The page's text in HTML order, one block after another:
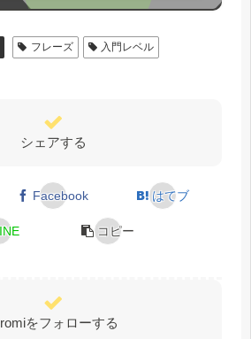
フレーズ
入門レベル
シェアする
Facebook はてブ
コピー
をフォローする